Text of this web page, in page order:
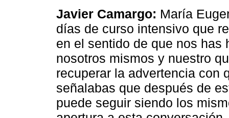
Javier Camargo: María
días de curso intensivo que
en el sentido de que nos has
nosotros mismos y nuestro
recuperar la advertencia con
señalabas que después de
puede seguir siendo los